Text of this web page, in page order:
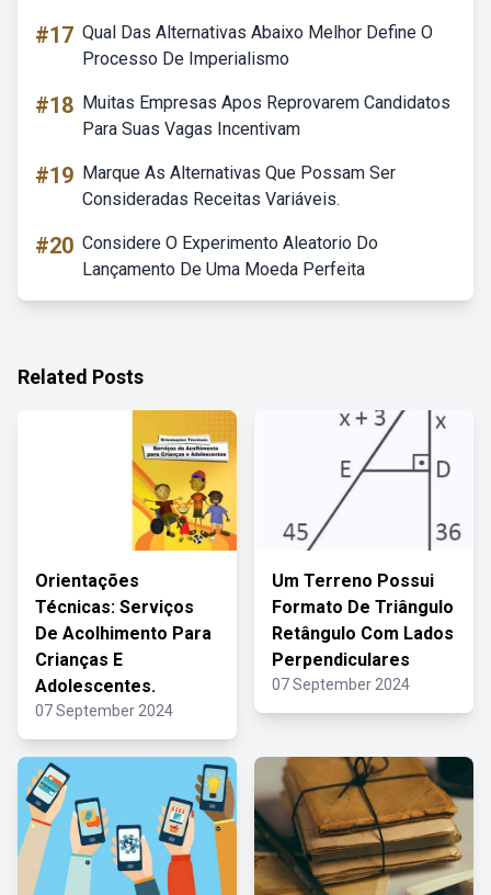
#17 Qual Das Alternativas Abaixo Melhor Define O
Processo De Imperialismo
#18 Muitas Empresas Apos Reprovarem Candidatos
Para Suas Vagas Incentivam
#19 Marque As Alternativas Que Possam Ser
Consideradas Receitas Variáveis.
#20 Considere O Experimento Aleatorio Do
Lançamento De Uma Moeda Perfeita
Related Posts
Orientações
Técnicas: Serviços
De Acolhimento Para
Crianças E
Adolescentes.
07 September 2024
Um Terreno Possui
Formato De Triângulo
Retângulo Com Lados
Perpendiculares
07 September 2024